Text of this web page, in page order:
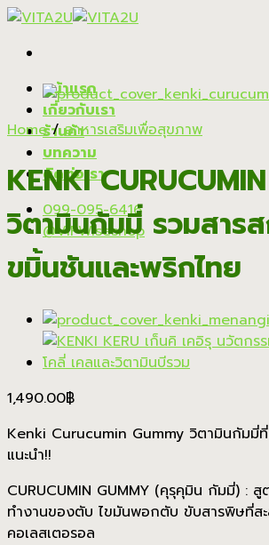
Skip
content
หน้าแรก
เกี่ยวกับเรา
ร้านค้า
บทความ
ติดต่อเรา
099-095-6416
@VIPWiseshop
Home / อาหารเสริมเพื่อสุขภาพ
KENKI
วิตามินกัมมี่ รวมสาร
ขมิ้นชันและพริกไทย
1,490.00฿
Kenki Curucumin Gummy วิตามินกัมมี่
แนะนำ!!
CURUCUMIN GUMMY (คุรุคุมิน กัมมี่) :
ทำงานของตับ ไขมันพอกตับ ขับสารพิษที่ส
คอเลสเตอรอล